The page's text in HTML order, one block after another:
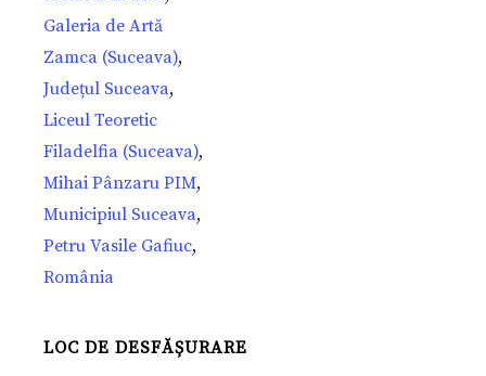
Galeria de Artă
Zamca (Suceava),
Județul Suceava,
Liceul Teoretic
Filadelfia (Suceava),
Mihai Pânzaru PIM,
Municipiul Suceava,
Petru Vasile Gafiuc,
România
LOC DE DESFĂȘURARE